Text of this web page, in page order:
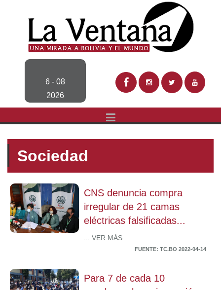
6 - 08
2026
Sociedad
CNS denuncia compra
irregular de 21 camas
eléctricas falsificadas...
... VER MÁS
FUENTE: TC.BO 2022-04-14
Para 7 de cada 10